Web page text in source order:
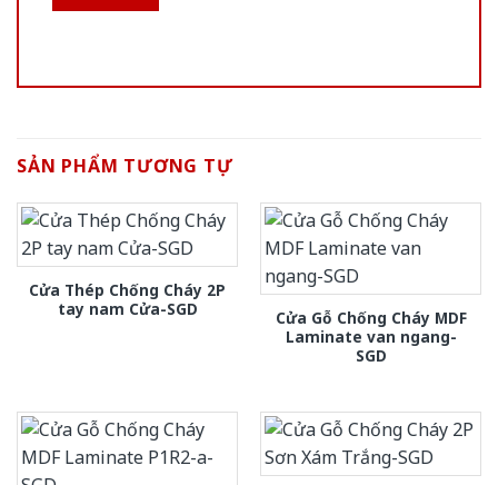
SẢN PHẨM TƯƠNG TỰ
Cửa Thép Chống Cháy 2P
tay nam Cửa-SGD
Cửa Gỗ Chống Cháy MDF
Laminate van ngang-
SGD